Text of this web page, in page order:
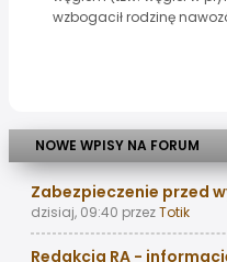
wzbogacił rodzinę
NOWE WPISY NA FORUM
Zabezpieczenie przed
dzisiaj, 09:40 przezTotik
Redakcja RA -